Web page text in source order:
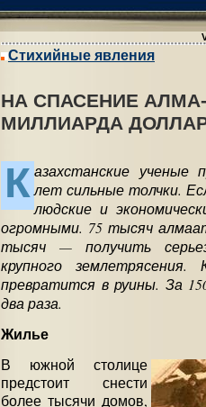
Стихийные явления
НА СПАСЕНИЕ
МИЛЛИАРДА
Казахстанские ученые
лет сильные толчки.
людские и
огромными. 75 тысяч
тысяч — получить
крупного
превратится в руины. За
два раза.
Жилье
В южной столице
предстоит снести
более тысячи домов,